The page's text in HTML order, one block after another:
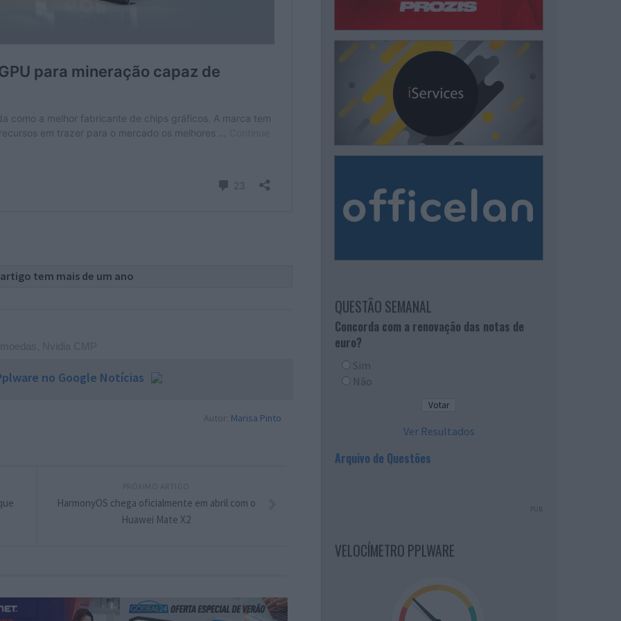
tem mais de um ano
no Google Notícias
Autor: Marisa Pinto
HarmonyOS chega oficialmente em abril com o
Huawei Mate X2
QUESTÃO SEMANAL
Concorda com a renovação das notas de
euro?
Sim
Não
Ver Resultados
Arquivo de Questões
PUB
VELOCÍMETRO PPLWARE